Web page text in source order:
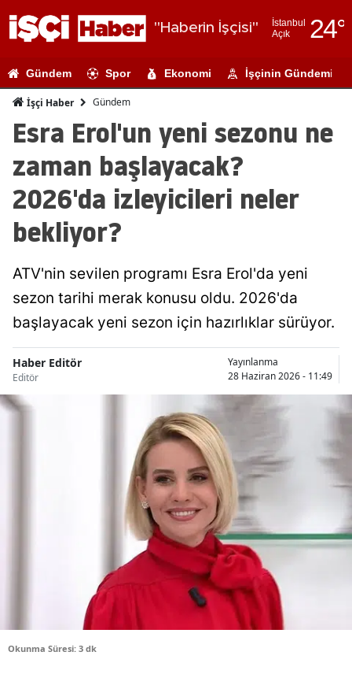
"Haberin İşçisi"
İstanbul
Açık
24°
Adıyaman
Ağrı
Ankara
Artvin
Aydın
Bilecik
Bolu
Bursa
Çorum
Gündem Spor Ekonomi İşçinin Gündemi
İşçi Haber Gündem
Esra Erol'un yeni sezonu ne
zaman başlayacak?
2026'da izleyicileri neler
bekliyor?
ATV'nin sevilen programı Esra Erol'da yeni
sezon tarihi merak konusu oldu. 2026'da
başlayacak yeni sezon için hazırlıklar sürüyor.
Haber Editör
Editör
Yayınlanma
28 Haziran 2026 - 11:49
Okunma Süresi: 3 dk